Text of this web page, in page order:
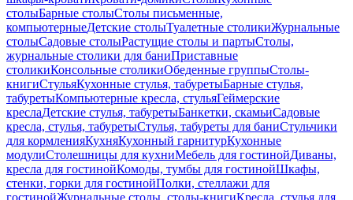
столыБарные столыСтолы письменные,
компьютерныеДетские столыТуалетные столикиЖурнальные
столыСадовые столыРастущие столы и партыСтолы,
журнальные столики для баниПриставные
столикиКонсольные столикиОбеденные группыСтолы-
книгиСтульяКухонные стулья, табуретыБарные стулья,
табуретыКомпьютерные кресла, стульяГеймерские
креслаДетские стулья, табуретыБанкетки, скамьиСадовые
кресла, стулья, табуретыСтулья, табуреты для баниСтульчики
для кормленияКухняКухонный гарнитурКухонные
модулиСтолешницы для кухниМебель для гостинойДиваны,
кресла для гостинойКомоды, тумбы для гостинойШкафы,
стенки, горки для гостинойПолки, стеллажи для
гостинойЖурнальные столы, столы-книгиКресла, стулья для